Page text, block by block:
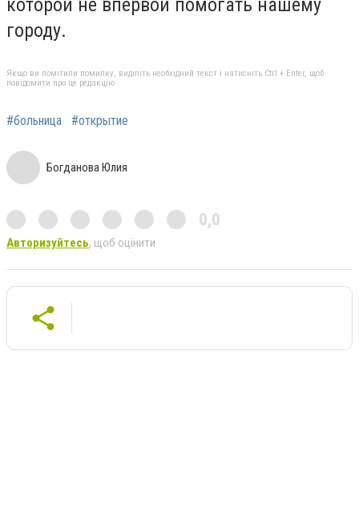
которой не впервой помогать нашему
городу.
Якщо ви помітили помилку, виділіть необхідний текст і натисніть Ctrl + Enter, щоб
повідомити про це редакцію
#больница #открытие
Богданова Юлия
0,0
Авторизуйтесь, щоб оцінити